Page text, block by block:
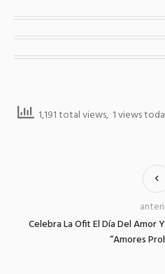
1,191 total views, 1 views
Celebra La Ofit El Día Del Amor
“Amores